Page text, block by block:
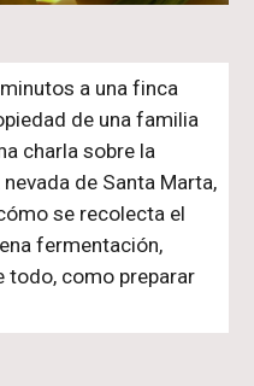
a una finca
de una familia
charla sobre la
de Santa Marta,
se recolecta el
fermentación,
todo, como preparar